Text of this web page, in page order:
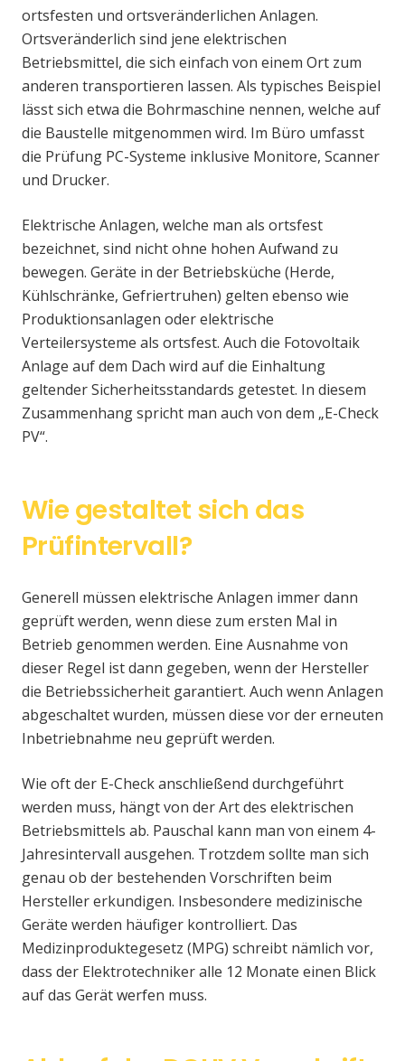
ortsfesten und ortsveränderlichen Anlagen.
Ortsveränderlich sind jene elektrischen
Betriebsmittel, die sich einfach von einem Ort zum
anderen transportieren lassen. Als typisches Beispiel
lässt sich etwa die Bohrmaschine nennen, welche auf
die Baustelle mitgenommen wird. Im Büro umfasst
die Prüfung PC-Systeme inklusive Monitore, Scanner
und Drucker.
Elektrische Anlagen, welche man als ortsfest
bezeichnet, sind nicht ohne hohen Aufwand zu
bewegen. Geräte in der Betriebsküche (Herde,
Kühlschränke, Gefriertruhen) gelten ebenso wie
Produktionsanlagen oder elektrische
Verteilersysteme als ortsfest. Auch die Fotovoltaik
Anlage auf dem Dach wird auf die Einhaltung
geltender Sicherheitsstandards getestet. In diesem
Zusammenhang spricht man auch von dem „E-Check
PV“.
Wie gestaltet sich das
Prüfintervall?
Generell müssen elektrische Anlagen immer dann
geprüft werden, wenn diese zum ersten Mal in
Betrieb genommen werden. Eine Ausnahme von
dieser Regel ist dann gegeben, wenn der Hersteller
die Betriebssicherheit garantiert. Auch wenn Anlagen
abgeschaltet wurden, müssen diese vor der erneuten
Inbetriebnahme neu geprüft werden.
Wie oft der E-Check anschließend durchgeführt
werden muss, hängt von der Art des elektrischen
Betriebsmittels ab. Pauschal kann man von einem 4-
Jahresintervall ausgehen. Trotzdem sollte man sich
genau ob der bestehenden Vorschriften beim
Hersteller erkundigen. Insbesondere medizinische
Geräte werden häufiger kontrolliert. Das
Medizinproduktegesetz (MPG) schreibt nämlich vor,
dass der Elektrotechniker alle 12 Monate einen Blick
auf das Gerät werfen muss.